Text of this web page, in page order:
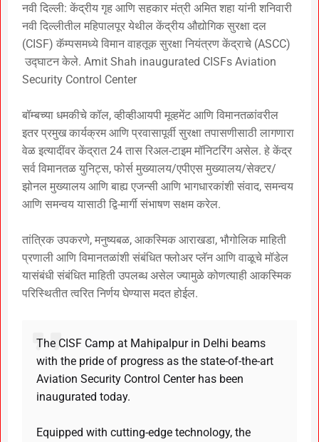
नवी दिल्ली: केंद्रीय गृह आणि सहकार मंत्री अमित शहा यांनी शनिवारी
नवी दिल्लीतील महिपालपूर येथील केंद्रीय औद्योगिक सुरक्षा दल
(CISF) कॅम्पसमध्ये विमान वाहतूक सुरक्षा नियंत्रण केंद्राचे (ASCC)
उद्घाटन केले. Amit Shah inaugurated CISFs Aviation
Security Control Center
बॉम्बच्या धमकीचे कॉल, व्हीव्हीआयपी मूव्हमेंट आणि विमानतळांवरील
इतर प्रमुख कार्यक्रम आणि प्रवासापूर्वी सुरक्षा तपासणीसाठी लागणारा
वेळ इत्यादींवर केंद्रात 24 तास रिअल-टाइम मॉनिटरिंग असेल. हे केंद्र
सर्व विमानतळ युनिट्स, फोर्स मुख्यालय/एपीएस मुख्यालय/सेक्टर/
झोनल मुख्यालय आणि बाह्य एजन्सी आणि भागधारकांशी संवाद, समन्वय
आणि समन्वय यासाठी द्वि-मार्गी संभाषण सक्षम करेल.
तांत्रिक उपकरणे, मनुष्यबळ, आकस्मिक आराखडा, भौगोलिक माहिती
प्रणाली आणि विमानतळांशी संबंधित फ्लोअर प्लॅन आणि वाळूचे मॉडेल
यासंबंधी संबंधित माहिती उपलब्ध असेल ज्यामुळे कोणत्याही आकस्मिक
परिस्थितीत त्वरित निर्णय घेण्यास मदत होईल.
The CISF Camp at Mahipalpur in Delhi beams
with the pride of progress as the state-of-the-art
Aviation Security Control Center has been
inaugurated today.
Equipped with cutting-edge technology, the